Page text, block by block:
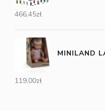
466,45zł
MINILAND
119,00zł